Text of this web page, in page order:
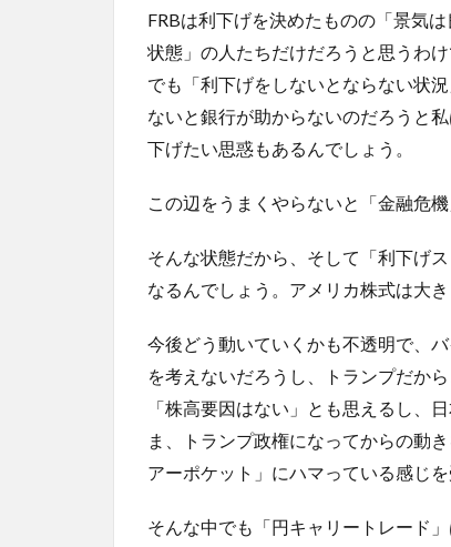
FRBは利下げを決めたものの「景気
状態」の人たちだけだろうと思うわ
でも「利下げをしないとならない状
ないと銀行が助からないのだろうと
下げたい思惑もあるんでしょう。
この辺をうまくやらないと「金融危
そんな状態だから、そして「利下げ
なるんでしょう。アメリカ株式は大き
今後どう動いていくかも不透明で、
を考えないだろうし、トランプだか
「株高要因はない」とも思えるし、
ま、トランプ政権になってからの動
アーポケット」にハマっている感じを
そんな中でも「円キャリートレード